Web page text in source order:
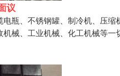
议
瓶、不锈钢罐、制冷机、压
械、工业机械、化工机械等